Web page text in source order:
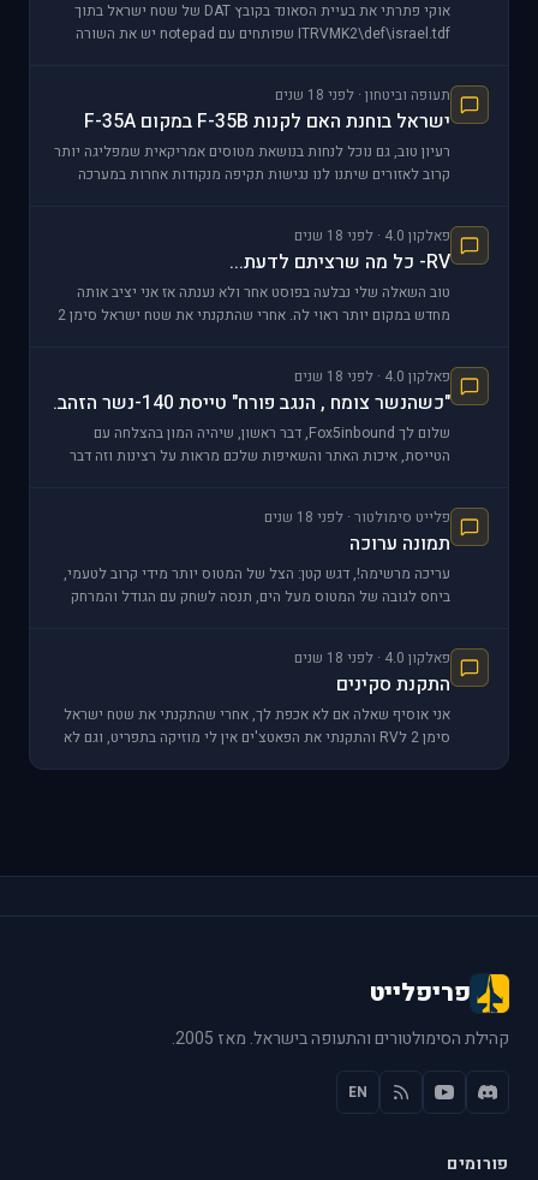
אוקי פתרתי את בעיית הסאונד בקובץ DAT של שטח ישראל בתוך
ITRVMK2\def\israel.tdf שפותחים עם notepad יש את השורה
תעופה וביטחון · לפני 18 שנים
ישראל בוחנת האם לקנות F-35B במקום F-35A
רעיון טוב, גם נוכל לנחות בנושאת מטוסים אמריקאית שמפליגה יותר
קרוב לאזורים שיתנו לנו נגישות תקיפה מנקודות אחרות במערכה
פאלקון 4.0 · לפני 18 שנים
RV- כל מה שרציתם לדעת...
טוב השאלה שלי נבלעה בפוסט אחר ולא נענתה אז אני יציב אותה
מחדש במקום יותר ראוי לה. אחרי שהתקנתי את שטח ישראל סימן 2
פאלקון 4.0 · לפני 18 שנים
"כשהנשר צומח , הנגב פורח" טייסת 140-נשר הזהב.
שלום לך Fox5inbound, דבר ראשון, שיהיה המון בהצלחה עם
הטייסת, איכות האתר והשאיפות שלכם מראות על רצינות וזה דבר
פלייט סימולטור · לפני 18 שנים
תמונה ערוכה
עריכה מרשימה!, דגש קטן: הצל של המטוס יותר מידי קרוב לטעמי,
ביחס לגובה של המטוס מעל הים, תנסה לשחק עם הגודל והמרחק
פאלקון 4.0 · לפני 18 שנים
התקנת סקינים
אני אוסיף שאלה אם לא אכפת לך, אחרי שהתקנתי את שטח ישראל
סימן 2 לRV והתקנתי את הפאטצ'ים אין לי מוזיקה בתפריט, וגם לא
פריפלייט
קהילת הסימולטורים והתעופה בישראל. מאז 2005.
EN
פורומים